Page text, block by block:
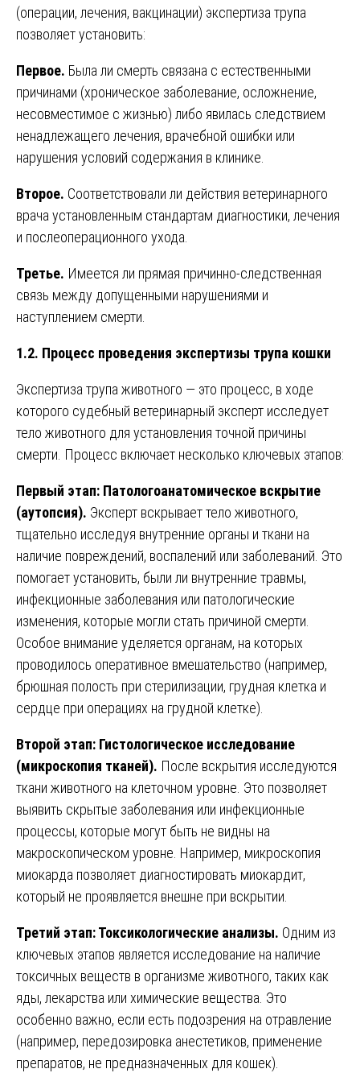
(операции, лечения, вакцинации) экспертиза трупа
позволяет установить:
Первое. Была ли смерть связана с естественными
причинами (хроническое заболевание, осложнение,
несовместимое с жизнью) либо явилась следствием
ненадлежащего лечения, врачебной ошибки или
нарушения условий содержания в клинике.
Второе. Соответствовали ли действия ветеринарного
врача установленным стандартам диагностики, лечения
и послеоперационного ухода.
Третье. Имеется ли прямая причинно-следственная
связь между допущенными нарушениями и
наступлением смерти.
1.2. Процесс проведения экспертизы трупа кошки
Экспертиза трупа животного — это процесс, в ходе
которого судебный ветеринарный эксперт исследует
тело животного для установления точной причины
смерти. Процесс включает несколько ключевых этапов:
Первый этап: Патологоанатомическое вскрытие
(аутопсия). Эксперт вскрывает тело животного,
тщательно исследуя внутренние органы и ткани на
наличие повреждений, воспалений или заболеваний. Это
помогает установить, были ли внутренние травмы,
инфекционные заболевания или патологические
изменения, которые могли стать причиной смерти.
Особое внимание уделяется органам, на которых
проводилось оперативное вмешательство (например,
брюшная полость при стерилизации, грудная клетка и
сердце при операциях на грудной клетке).
Второй этап: Гистологическое исследование
(микроскопия тканей). После вскрытия исследуются
ткани животного на клеточном уровне. Это позволяет
выявить скрытые заболевания или инфекционные
процессы, которые могут быть не видны на
макроскопическом уровне. Например, микроскопия
миокарда позволяет диагностировать миокардит,
который не проявляется внешне при вскрытии.
Третий этап: Токсикологические анализы. Одним из
ключевых этапов является исследование на наличие
токсичных веществ в организме животного, таких как
яды, лекарства или химические вещества. Это
особенно важно, если есть подозрения на отравление
(например, передозировка анестетиков, применение
препаратов, не предназначенных для кошек).